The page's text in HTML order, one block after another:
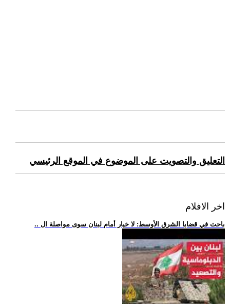
التعليق والتصويت على الموضوع في الموقع الرئيسي
اخر الافلام
.. باحث في قضايا الشرق الأوسط: لا خيار أمام لبنان سوى مواصلة ال